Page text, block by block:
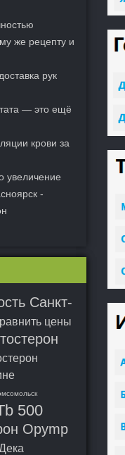
же рецепту и
рук
— это ещё
крови за
увеличение
-
Санкт-
цены
500
Opymp